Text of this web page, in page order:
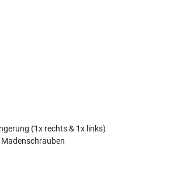
(1x rechts & 1x links)